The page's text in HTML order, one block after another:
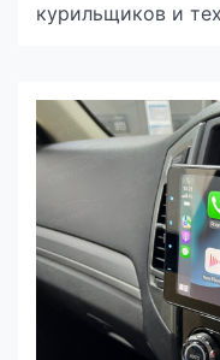
курильщиков и
является бренд
разнообразные
использования.
внимание именно
bar? Давайте
подробнее. […]